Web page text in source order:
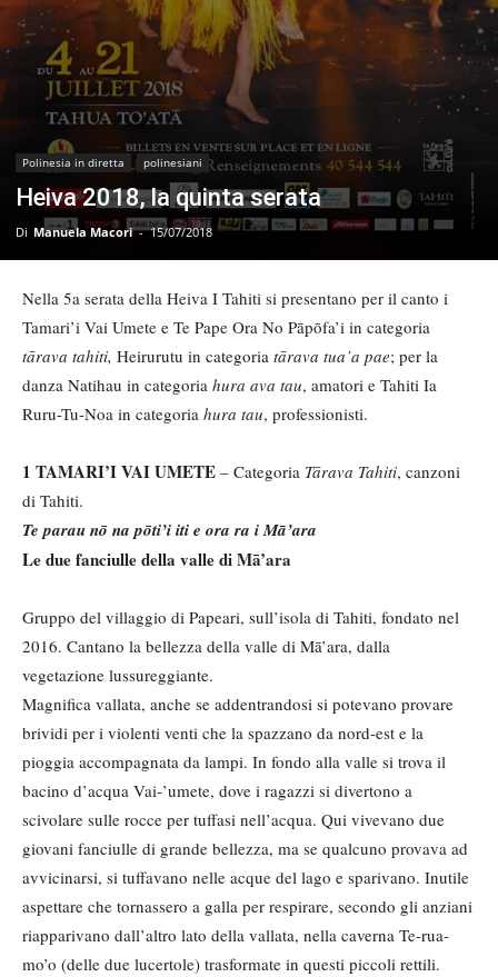
Polinesia in diretta polinesiani
Heiva 2018, la quinta serata
Di Manuela Macori - 15/07/2018
Nella 5a serata della Heiva I Tahiti si presentano per il canto i
Tamari’i Vai Umete e Te Pape Ora No Pāpōfa’i in categoria
tārava tahiti, Heirurutu in categoria tārava tua’a pae; per la
danza Natihau in categoria hura ava tau, amatori e Tahiti Ia
Ruru-Tu-Noa in categoria hura tau, professionisti.
1 TAMARI’I VAI UMETE – Categoria Tārava Tahiti, canzoni
di Tahiti.
Te parau nō na pōti’i iti e ora ra i Mā’ara
Le due fanciulle della valle di Mā’ara
Gruppo del villaggio di Papeari, sull’isola di Tahiti, fondato nel
2016. Cantano la bellezza della valle di Mā’ara, dalla
vegetazione lussureggiante.
Magnifica vallata, anche se addentrandosi si potevano provare
brividi per i violenti venti che la spazzano da nord-est e la
pioggia accompagnata da lampi. In fondo alla valle si trova il
bacino d’acqua Vai-’umete, dove i ragazzi si divertono a
scivolare sulle rocce per tuffasi nell’acqua. Qui vivevano due
giovani fanciulle di grande bellezza, ma se qualcuno provava ad
avvicinarsi, si tuffavano nelle acque del lago e sparivano. Inutile
aspettare che tornassero a galla per respirare, secondo gli anziani
riapparivano dall’altro lato della vallata, nella caverna Te-rua-
mo’o (delle due lucertole) trasformate in questi piccoli rettili.